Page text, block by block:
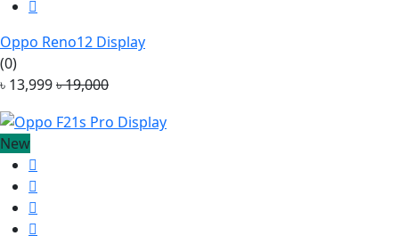
Oppo Reno12 Display
(0)
৳ 13,999৳ 19,000
New